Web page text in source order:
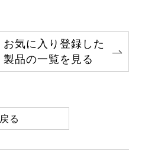
お気に入り登録した
製品の一覧を見る
戻る